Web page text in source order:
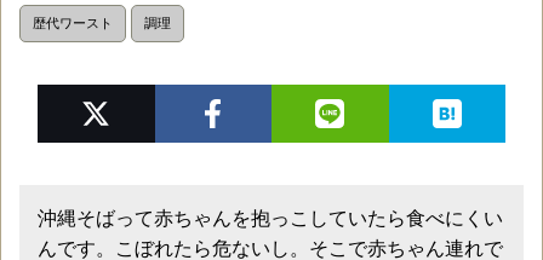
歴代ワースト 調理
沖縄そばって赤ちゃんを抱っこしていたら食べにくい
んです。こぼれたら危ないし。そこで赤ちゃん連れで